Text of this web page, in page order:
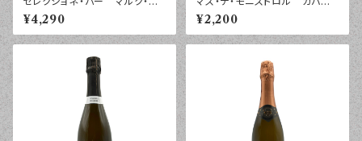
ンペ クレマン・ダルザス ブリ
ュット・ナチュール ７５０ｍｌ
¥4,290
セレクション エスペシャル ブ
リュット ２０２３年 ７５０ｍｌ
¥2,200